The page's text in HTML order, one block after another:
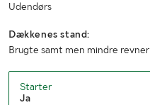
Udendørs
Dækkenes stand:
Brugte samt men mindre revner
Starter
Ja